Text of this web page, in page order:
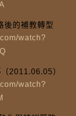
後的補教轉型
watch?
（2011.06.05）
watch?